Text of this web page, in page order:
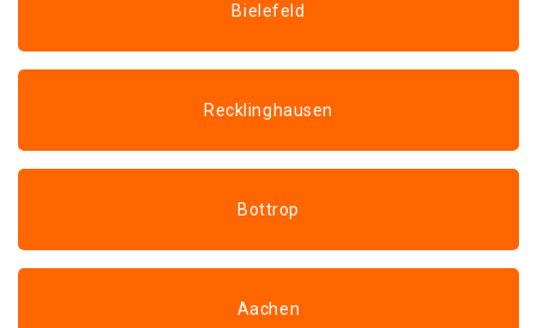
Bielefeld
Recklinghausen
Bottrop
Aachen